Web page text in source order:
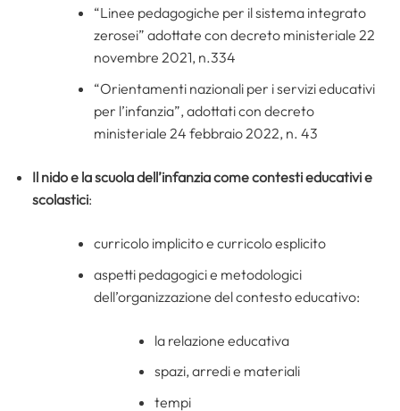
“Linee pedagogiche per il sistema integrato
zerosei” adottate con decreto ministeriale 22
novembre 2021, n.334
“Orientamenti nazionali per i servizi educativi
per l’infanzia”, adottati con decreto
ministeriale 24 febbraio 2022, n. 43
Il nido e la scuola dell’infanzia come contesti educativi e
scolastici:
curricolo implicito e curricolo esplicito
aspetti pedagogici e metodologici
dell’organizzazione del contesto educativo:
la relazione educativa
spazi, arredi e materiali
tempi